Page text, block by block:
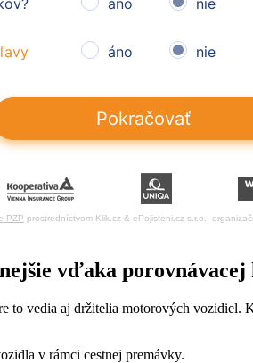
PZP prostredníctvom Klik.cz & ePojisteni.cz s.r.o.,
vďaka
to vedia aj držitelia motorových vozidiel.
v rámci cestnej premávky.